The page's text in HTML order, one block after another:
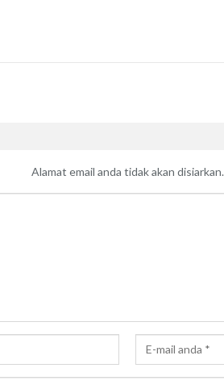
Alamat email anda tidak akan disiarkan.